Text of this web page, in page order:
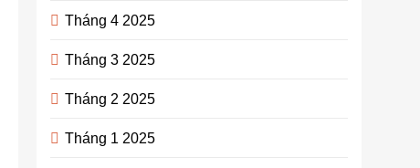
Tháng 4 2025
Tháng 3 2025
Tháng 2 2025
Tháng 1 2025